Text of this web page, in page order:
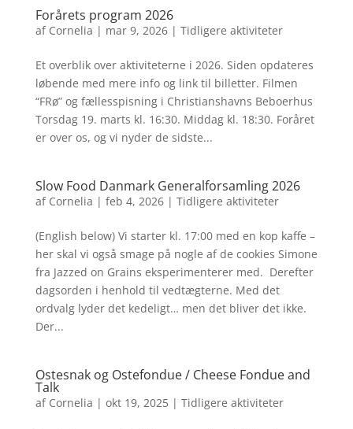
Forårets program 2026
af Cornelia | mar 9, 2026| Tidligere aktiviteter
Et overblik over aktiviteterne i 2026. Siden opdateres
løbende med mere info og link til billetter. Filmen
“FRø” og fællesspisning i Christianshavns Beboerhus
Torsdag 19. marts kl. 16:30. Middag kl. 18:30. Foråret
er over os, og vi nyder de sidste...
Slow Food Danmark Generalforsamling 2026
af Cornelia | feb 4, 2026| Tidligere aktiviteter
(English below) Vi starter kl. 17:00 med en kop kaffe –
her skal vi også smage på nogle af de cookies Simone
fra Jazzed on Grains eksperimenterer med. Derefter
dagsorden i henhold til vedtægterne. Med det
ordvalg lyder det kedeligt… men det bliver det ikke.
Der...
Ostesnak og Ostefondue / Cheese Fondue and
Talk
af Cornelia | okt 19, 2025| Tidligere aktiviteter